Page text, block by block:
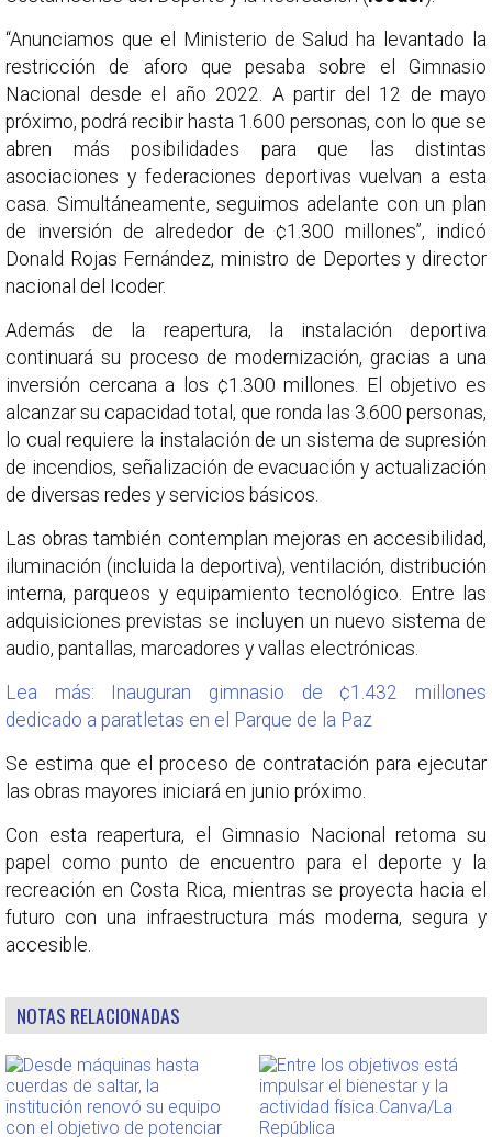
“Anunciamos que el Ministerio de Salud ha levantado la
restricción de aforo que pesaba sobre el Gimnasio
Nacional desde el año 2022. A partir del 12 de mayo
próximo, podrá recibir hasta 1.600 personas, con lo que se
abren más posibilidades para que las distintas
asociaciones y federaciones deportivas vuelvan a esta
casa. Simultáneamente, seguimos adelante con un plan
de inversión de alrededor de ¢1.300 millones”, indicó
Donald Rojas Fernández, ministro de Deportes y director
nacional del Icoder.
Además de la reapertura, la instalación deportiva
continuará su proceso de modernización, gracias a una
inversión cercana a los ¢1.300 millones. El objetivo es
alcanzar su capacidad total, que ronda las 3.600 personas,
lo cual requiere la instalación de un sistema de supresión
de incendios, señalización de evacuación y actualización
de diversas redes y servicios básicos.
Las obras también contemplan mejoras en accesibilidad,
iluminación (incluida la deportiva), ventilación, distribución
interna, parqueos y equipamiento tecnológico. Entre las
adquisiciones previstas se incluyen un nuevo sistema de
audio, pantallas, marcadores y vallas electrónicas.
Lea más: Inauguran gimnasio de ¢1.432 millones
dedicado a paratletas en el Parque de la Paz
Se estima que el proceso de contratación para ejecutar
las obras mayores iniciará en junio próximo.
Con esta reapertura, el Gimnasio Nacional retoma su
papel como punto de encuentro para el deporte y la
recreación en Costa Rica, mientras se proyecta hacia el
futuro con una infraestructura más moderna, segura y
accesible.
NOTAS RELACIONADAS